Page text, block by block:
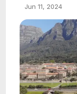
Jun 11, 2024